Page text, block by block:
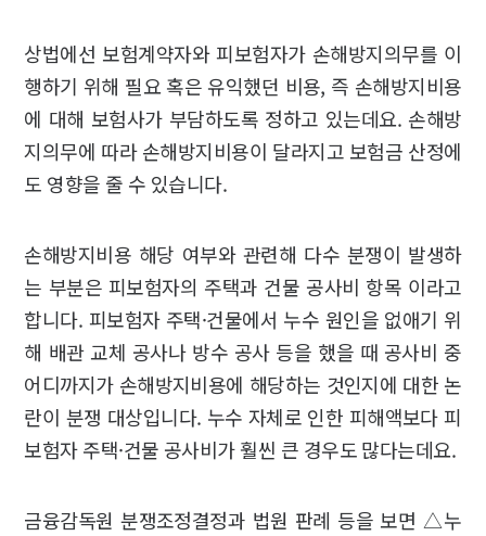
상법에선 보험계약자와 피보험자가 손해방지의무를 이
행하기 위해 필요 혹은 유익했던 비용, 즉 손해방지비용
에 대해 보험사가 부담하도록 정하고 있는데요. 손해방
지의무에 따라 손해방지비용이 달라지고 보험금 산정에
도 영향을 줄 수 있습니다.
손해방지비용 해당 여부와 관련해 다수 분쟁이 발생하
는 부분은 피보험자의 주택과 건물 공사비 항목 이라고
합니다. 피보험자 주택·건물에서 누수 원인을 없애기 위
해 배관 교체 공사나 방수 공사 등을 했을 때 공사비 중
어디까지가 손해방지비용에 해당하는 것인지에 대한 논
란이 분쟁 대상입니다. 누수 자체로 인한 피해액보다 피
보험자 주택·건물 공사비가 훨씬 큰 경우도 많다는데요.
금융감독원 분쟁조정결정과 법원 판례 등을 보면 △누